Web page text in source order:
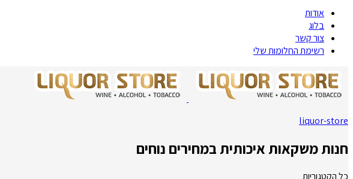
אודות
בלוג
צור קשר
רשימת החלומות שלי
liquor-store
חנות משקאות איכותית במחירים נוחים
כל הקטגוריות